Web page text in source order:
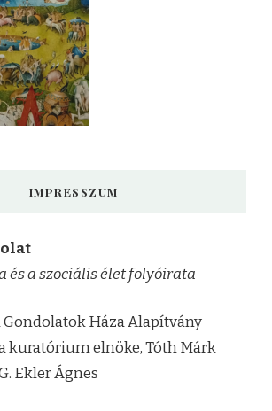
IMPRESSZUM
és a szociális élet folyóirata
Gondolatok Háza Alapítvány
kuratórium elnöke, Tóth Márk
Ekler Ágnes